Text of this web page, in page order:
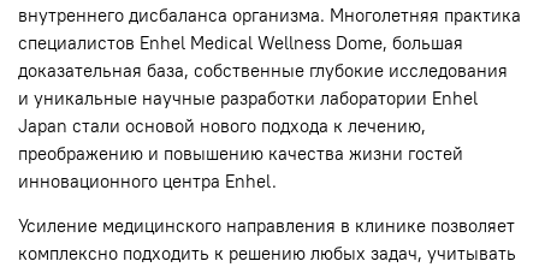
внутреннего дисбаланса организма. Многолетняя практика
специалистов Enhel Medical Wellness Dome, большая
доказательная база, собственные глубокие исследования
и уникальные научные разработки лаборатории Enhel
Japan стали основой нового подхода к лечению,
преображению и повышению качества жизни гостей
инновационного центра Enhel.
Усиление медицинского направления в клинике позволяет
комплексно подходить к решению любых задач, учитывать